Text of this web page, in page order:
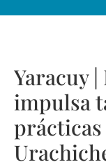
Yaracuy
impulsa
prácticas